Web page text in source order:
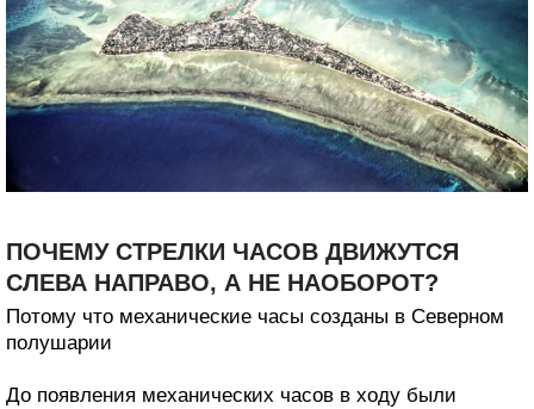
ПОЧЕМУ СТРЕЛКИ ЧАСОВ ДВИЖУТСЯ
СЛЕВА НАПРАВО, А НЕ НАОБОРОТ?
Потому что механические часы созданы в Северном
полушарии
До появления механических часов в ходу были